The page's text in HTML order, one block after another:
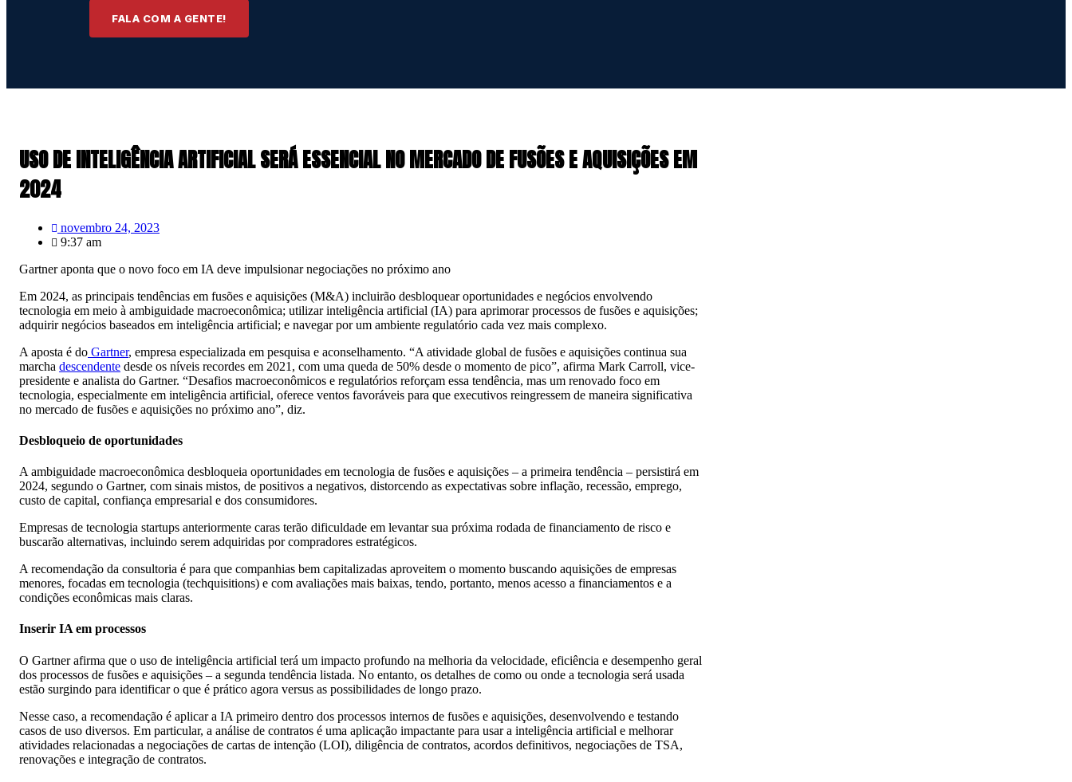
FALA COM A GENTE!
USO DE INTELIGÊNCIA ARTIFICIAL SERÁ ESSENCIAL NO MERCADO DE FUSÕES E AQUISIÇÕES EM
2024
novembro 24, 2023
9:37 am
Gartner aponta que o novo foco em IA deve impulsionar negociações no próximo ano
Em 2024, as principais tendências em fusões e aquisições (M&A) incluirão desbloquear oportunidades e negócios envolvendo
tecnologia em meio à ambiguidade macroeconômica; utilizar inteligência artificial (IA) para aprimorar processos de fusões e aquisições;
adquirir negócios baseados em inteligência artificial; e navegar por um ambiente regulatório cada vez mais complexo.
A aposta é do Gartner, empresa especializada em pesquisa e aconselhamento. “A atividade global de fusões e aquisições continua sua
marcha descendente desde os níveis recordes em 2021, com uma queda de 50% desde o momento de pico”, afirma Mark Carroll, vice-
presidente e analista do Gartner. “Desafios macroeconômicos e regulatórios reforçam essa tendência, mas um renovado foco em
tecnologia, especialmente em inteligência artificial, oferece ventos favoráveis para que executivos reingressem de maneira significativa
no mercado de fusões e aquisições no próximo ano”, diz.
Desbloqueio de oportunidades
A ambiguidade macroeconômica desbloqueia oportunidades em tecnologia de fusões e aquisições – a primeira tendência – persistirá em
2024, segundo o Gartner, com sinais mistos, de positivos a negativos, distorcendo as expectativas sobre inflação, recessão, emprego,
custo de capital, confiança empresarial e dos consumidores.
Empresas de tecnologia startups anteriormente caras terão dificuldade em levantar sua próxima rodada de financiamento de risco e
buscarão alternativas, incluindo serem adquiridas por compradores estratégicos.
A recomendação da consultoria é para que companhias bem capitalizadas aproveitem o momento buscando aquisições de empresas
menores, focadas em tecnologia (techquisitions) e com avaliações mais baixas, tendo, portanto, menos acesso a financiamentos e a
condições econômicas mais claras.
Inserir IA em processos
O Gartner afirma que o uso de inteligência artificial terá um impacto profundo na melhoria da velocidade, eficiência e desempenho geral
dos processos de fusões e aquisições – a segunda tendência listada. No entanto, os detalhes de como ou onde a tecnologia será usada
estão surgindo para identificar o que é prático agora versus as possibilidades de longo prazo.
Nesse caso, a recomendação é aplicar a IA primeiro dentro dos processos internos de fusões e aquisições, desenvolvendo e testando
casos de uso diversos. Em particular, a análise de contratos é uma aplicação impactante para usar a inteligência artificial e melhorar
atividades relacionadas a negociações de cartas de intenção (LOI), diligência de contratos, acordos definitivos, negociações de TSA,
renovações e integração de contratos.